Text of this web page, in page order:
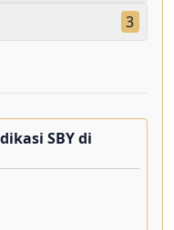
3
SBY di